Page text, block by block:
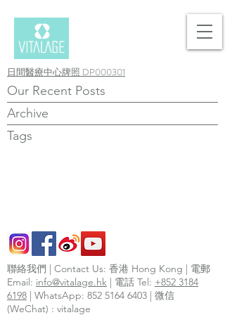
日間醫療中心牌照 DP000301
Our Recent Posts
Archive
Tags
聯絡我們 | Contact Us: 香港 Hong Kong | 電郵
Email: info@vitalage.hk | 電話 Tel: +852 3184
6198 | WhatsApp: 852 5164 6403 | 微信
(WeChat) : vitalage